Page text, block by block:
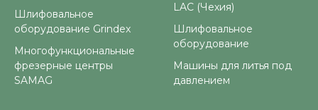
Шлифовальное
оборудование Grindex
Многофункциональные
фрезерные центры
SAMAG
LAC (Чехия)
Шлифовальное
оборудование
Машины для литья под
давлением